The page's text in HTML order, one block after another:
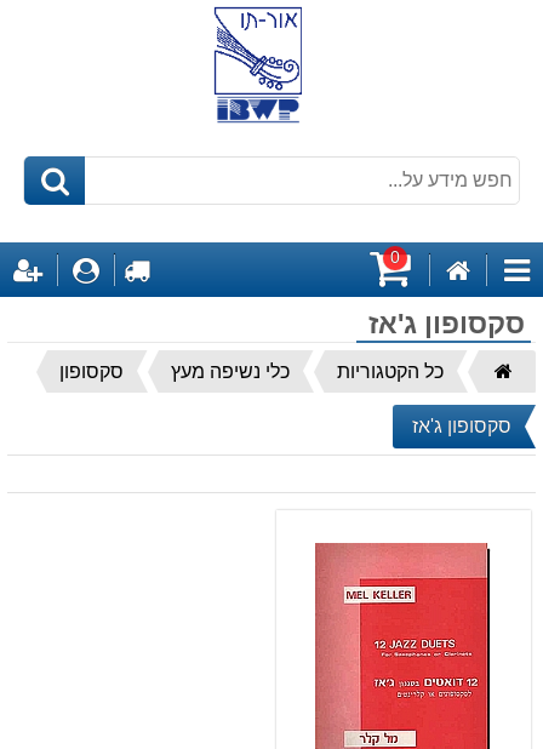
קטגוריותהבית
עגלת
קניות
0 לקופה
סקסופון ג'אז
דף
הבית
כל הקטגוריות כלי נשיפה מעץ סקסופון
סקסופון ג'אז